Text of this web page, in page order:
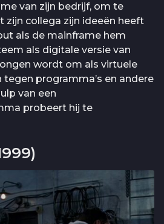
van zijn bedrijf, om te
zijn collega zijn ideeën heeft
als de mainframe hem
als digitale versie van
wordt om als virtuele
programma’s en andere
van een
probeert hij te